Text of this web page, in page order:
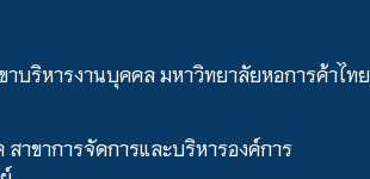
บริหารงานบุคคล มหาวิทยาลัยหอการค้าไทย
าขาการจัดการและบริหารองค์การ